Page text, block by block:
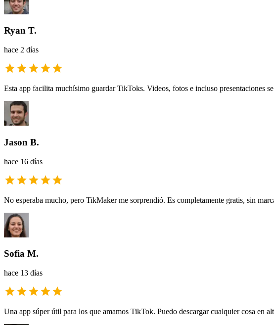
Ryan T.
hace 2 días
Esta app facilita muchísimo guardar TikToks. Videos, fotos e incluso presentaciones
Jason B.
hace 16 días
No esperaba mucho, pero TikMaker me sorprendió. Es completamente gratis, sin
Sofia M.
hace 13 días
Una app súper útil para los que amamos TikTok. Puedo descargar cualquier cosa en